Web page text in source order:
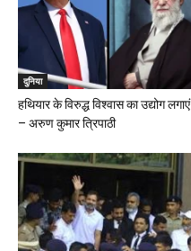
दुनिया
हथियार के विरुद्ध विश्वास का उद्योग लगाएं
– अरुण कुमार त्रिपाठी